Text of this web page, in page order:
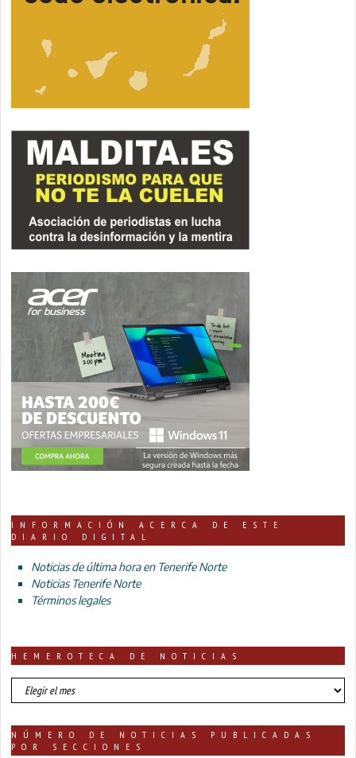
INFORMACIÓN ACERCA DE ESTE
DIARIO DIGITAL
Noticias de última hora en Tenerife Norte
Noticias Tenerife Norte
Términos legales
HEMEROTECA DE NOTICIAS
HEMEROTECA
DE
NÚMERO DE NOTICIAS PUBLICADAS
POR SECCIONES